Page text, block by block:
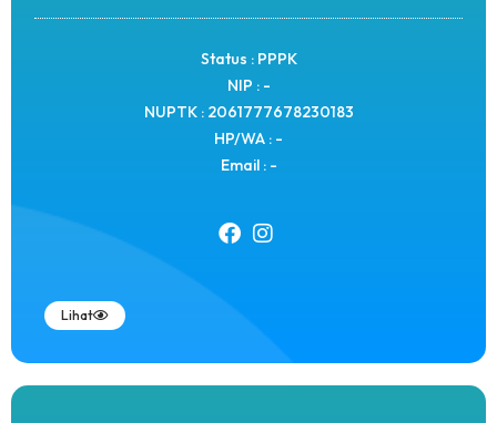
Status : PPPK
NIP : -
NUPTK : 2061777678230183
HP/WA : -
Email : -
Lihat